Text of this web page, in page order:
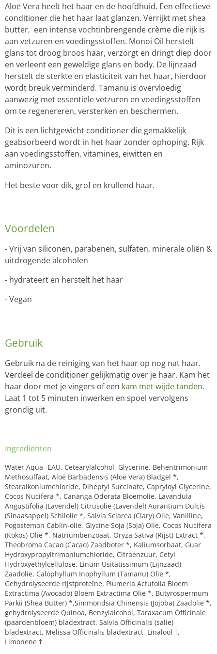
Aloë Vera heelt het haar en de hoofdhuid. Een effectieve
conditioner die het haar laat glanzen. Verrijkt met shea
butter, een intense vochtinbrengende crème die rijk is
aan vetzuren en voedingsstoffen. Monoi Oil herstelt
glans tot droog broos haar, verzorgt en dringt diep door
en verleent een geweldige glans en body. De lijnzaad
herstelt de sterkte en elasticiteit van het haar, hierdoor
wordt breuk verminderd. Tamanu is overvloedig
aanwezig met essentiële vetzuren en voedingsstoffen
om te regenereren, versterken en beschermen.
Dit is een lichtgewicht conditioner die gemakkelijk
geabsorbeerd wordt in het haar zonder ophoping. Rijk
aan voedingsstoffen, vitamines, eiwitten en
aminozuren.
Het beste voor dik, grof en krullend haar.
Voordelen
- Vrij van siliconen, parabenen, sulfaten, minerale oliën &
uitdrogende alcoholen
- hydrateert en herstelt het haar
- Vegan
Gebruik
Gebruik na de reiniging van het haar op nog nat haar.
Verdeel de conditioner gelijkmatig over je haar. Kam het
haar door met je vingers of een kam met wijde tanden.
Laat 1 tot 5 minuten inwerken en spoel vervolgens
grondig uit.
Ingrediënten
Water Aqua -EAU, Cetearylalcohol, Glycerine, Behentrimonium
Methosulfaat, Aloë Barbadensis (Aloë Vera) Bladgel *,
Stearalkoniumchloride, Diheptyl Succinate, Capryloyl Glycerine,
Cocos Nucifera *, Cananga Odorata Bloemolie, Lavandula
Angustifolia (Lavendel) Citrusolie (Lavendel) Aurantium Dulcis
(Sinaasappel) Schilolie *, Salvia Sclarea (Clary) Olie, Vanilline,
Pogostemon Cablin-olie, Glycine Soja (Soja) Olie, Cocos Nucifera
(Kokos) Olie *, Natriumbenzoaat, Oryza Sativa (Rijst) Extract *,
Theobroma Cacao (Cacao) Zaadboter *, Kaliumsorbaat, Guar
Hydroxypropyltrimoniumchloride, Citroenzuur, Cetyl
Hydroxyethylcellulose, Linum Usitatissimum (Lijnzaad)
Zaadolie, Calophyllum Inophyllum (Tamanu) Olie *,
Gehydrolyseerde rijstproteïne, Plumeria Actufolia Bloem
Extractima (Avocado) Bloem Extractima Olie *, Butyrospermum
Parkii (Shea Butter) *,Simmondsia Chinensis (Jojoba) Zaadolie *,
gehydrolyseerde Quinoa, Benzylalcohol, Taraxacum Officinale
(paardenbloem) bladextract, Salvia Officinalis (salie)
bladextract, Melissa Officinalis bladextract, Linalool †,
Limonene †